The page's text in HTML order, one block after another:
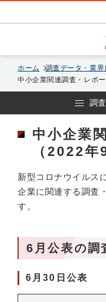
ホーム
調査データ・業界
中小企業関連調査・レポ
調
中小企業
（2022
新型コロナウイルス
企業に関連する調査
す。
6月公表の調
6月30日公表